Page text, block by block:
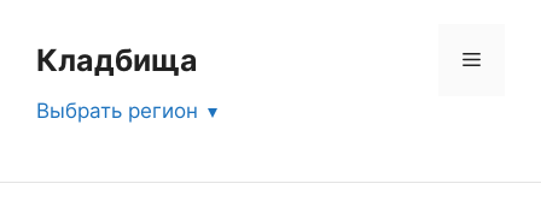
содержимому
Кладбища Меню
Выбрать регион